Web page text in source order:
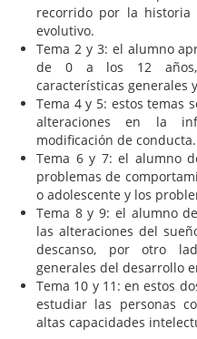
recorrido por la historia
evolutivo.
Tema 2 y 3: el alumno
de 0 a los 12 años,
características generales
Tema 4 y 5: estos temas
alteraciones en la
modificación de conducta.
Tema 6 y 7: el alumno
problemas de
o adolescente y los
Tema 8 y 9: el alumno
las alteraciones del
descanso, por otro
generales del desarrollo
Tema 10 y 11: en estos
estudiar las personas
altas capacidades